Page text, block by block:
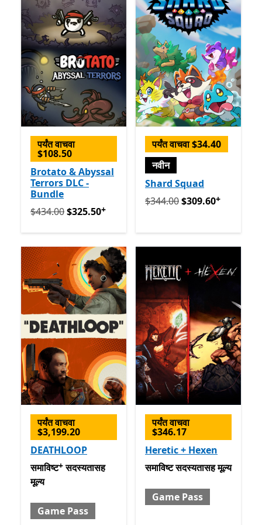
पर्यंत वाचवा
$108.50
Brotato & Abyssal
Terrors DLC -
Bundle
मूलतः $434.00 आता $325.50
$434.00$325.50+
पर्यंत वाचवा $34.40
नवीन
Shard Squad
मूलतः $344.00 आता $309.60
$344.00$309.60+
पर्यंत वाचवा
$3,199.20
DEATHLOOP
समाविष्ट सदस्यतासह मूल्य Game Passअॅप खरेदीमधले ऑफर्स
समाविष्ट+ सदस्यतासह
मूल्य
Game Pass
पर्यंत वाचवा
$346.17
Heretic + Hexen
समाविष्ट सदस्यतासह मूल्य
समाविष्टसदस्यतासह मूल्य
Game Pass